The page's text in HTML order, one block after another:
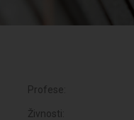
Profese:
Živnosti: